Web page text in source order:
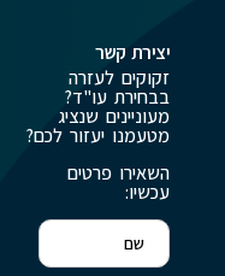
יצירת קשר
זקוקים לעזרה
בבחירת עו"ד?
מעוניינים שנציג
מטעמנו יעזור לכם?
השאירו פרטים
עכשיו: